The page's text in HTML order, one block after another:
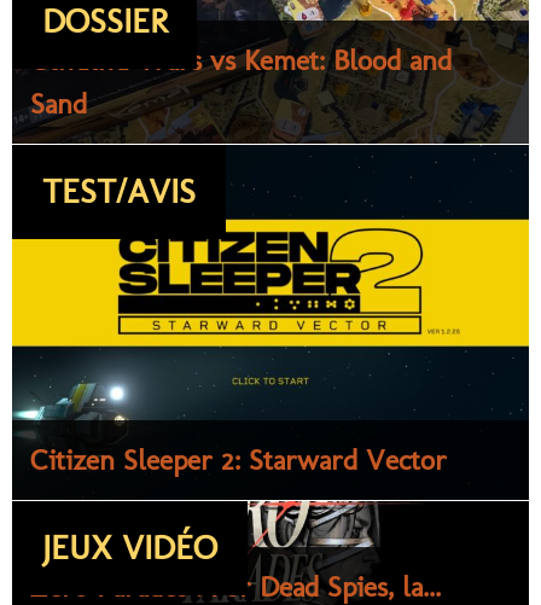
DOSSIER
Cthulhu Wars vs Kemet: Blood and
Sand
TEST/AVIS
Citizen Sleeper 2: Starward Vector
JEUX VIDÉO
Zero Parades : For Dead Spies, la...